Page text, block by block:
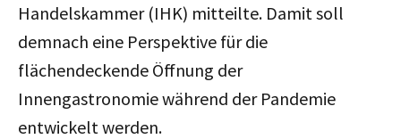
Handelskammer (IHK) mitteilte. Damit soll
demnach eine Perspektive für die
flächendeckende Öffnung der
Innengastronomie während der Pandemie
entwickelt werden.